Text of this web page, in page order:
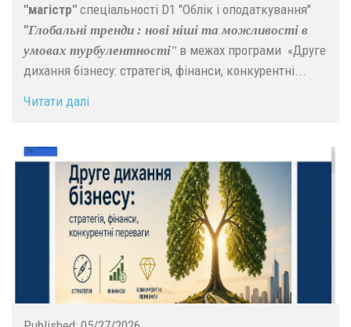
"магістр" спеціальності D1 "Облік і оподаткування"
"Глобальні тренди : нові ніші та можливості в
умовах турбулентності" в межах програми «Друге
дихання бізнесу: стратегія, фінанси, конкурентні...
Читати далі